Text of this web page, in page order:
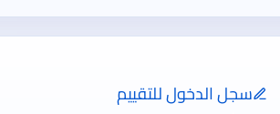
سجل الدخول للتقييم